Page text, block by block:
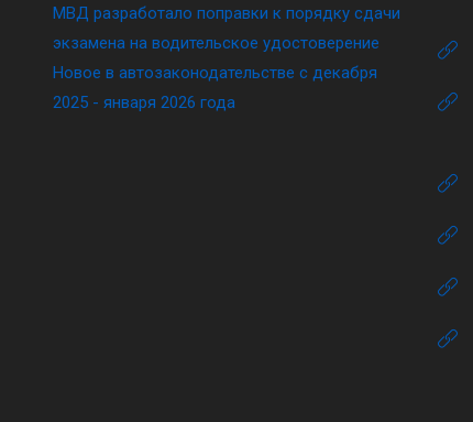
МВД разработало поправки к порядку сдачи
экзамена на водительское удостоверение
Новое в автозаконодательстве с декабря
2025 - января 2026 года